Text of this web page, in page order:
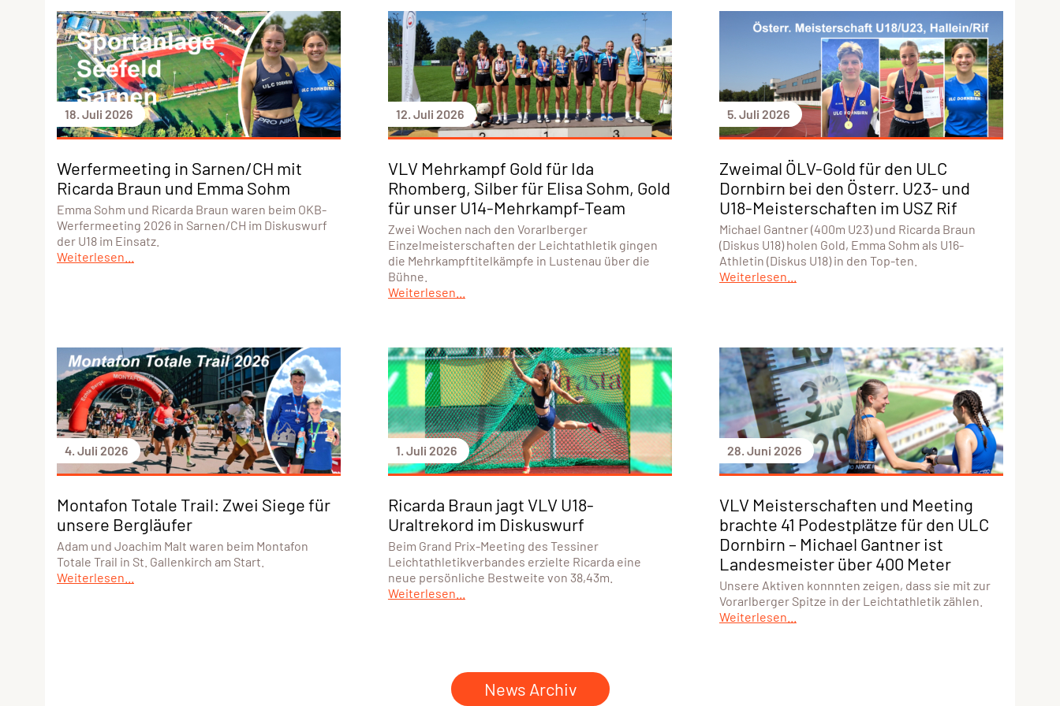
18. Juli 2026
Werfermeeting in Sarnen/CH mit
Ricarda Braun und Emma Sohm
Emma Sohm und Ricarda Braun waren beim OKB-
Werfermeeting 2026 in Sarnen/CH im Diskuswurf
der U18 im Einsatz.
Weiterlesen...
12. Juli 2026
VLV Mehrkampf Gold für Ida
Rhomberg, Silber für Elisa Sohm, Gold
für unser U14-Mehrkampf-Team
Zwei Wochen nach den Vorarlberger
Einzelmeisterschaften der Leichtathletik gingen
die Mehrkampftitelkämpfe in Lustenau über die
Bühne.
Weiterlesen...
5. Juli 2026
Zweimal ÖLV-Gold für den ULC
Dornbirn bei den Österr. U23- und
U18-Meisterschaften im USZ Rif
Michael Gantner (400m U23) und Ricarda Braun
(Diskus U18) holen Gold, Emma Sohm als U16-
Athletin (Diskus U18) in den Top-ten.
Weiterlesen...
4. Juli 2026
Montafon Totale Trail: Zwei Siege für
unsere Bergläufer
Adam und Joachim Malt waren beim Montafon
Totale Trail in St. Gallenkirch am Start.
Weiterlesen...
1. Juli 2026
Ricarda Braun jagt VLV U18-
Uraltrekord im Diskuswurf
Beim Grand Prix-Meeting des Tessiner
Leichtathletikverbandes erzielte Ricarda eine
neue persönliche Bestweite von 38,43m.
Weiterlesen...
28. Juni 2026
VLV Meisterschaften und Meeting
brachte 41 Podestplätze für den ULC
Dornbirn – Michael Gantner ist
Landesmeister über 400 Meter
Unsere Aktiven konnnten zeigen, dass sie mit zur
Vorarlberger Spitze in der Leichtathletik zählen.
Weiterlesen...
News Archiv